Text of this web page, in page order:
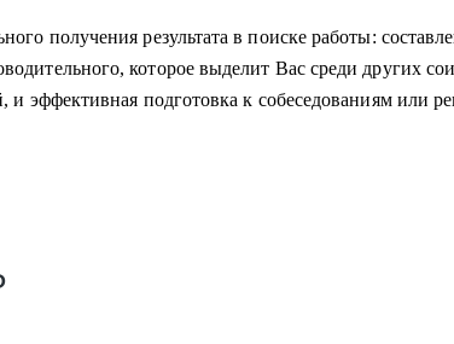
получения результата в поиске работы:
которое выделит Вас среди других
и эффективная подготовка к собеседованиям или